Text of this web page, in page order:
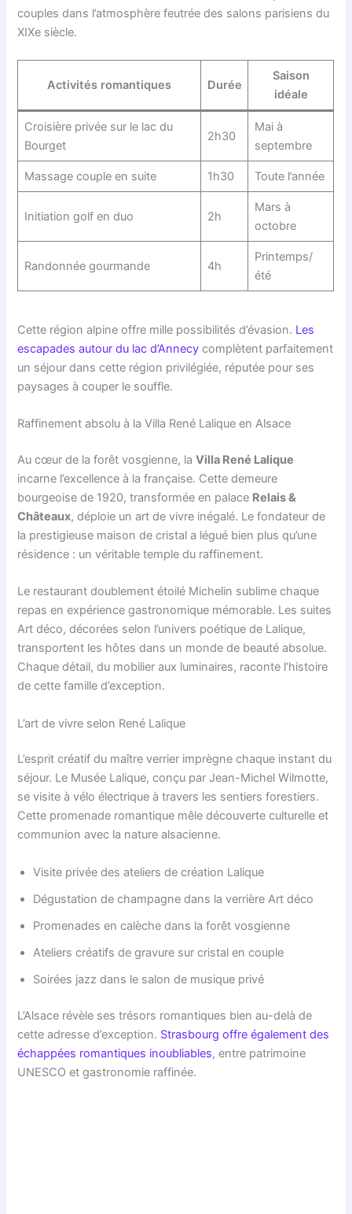
couples dans l’atmosphère feutrée des salons parisiens du
XIXe siècle.
Activités romantiques Durée
Saison
idéale
Croisière privée sur le lac du
Bourget
2h30
Mai à
septembre
Massage couple en suite 1h30 Toute l’année
Initiation golf en duo 2h
Mars à
octobre
Randonnée gourmande 4h
Printemps/
été
Cette région alpine offre mille possibilités d’évasion. Les
escapades autour du lac d’Annecy complètent parfaitement
un séjour dans cette région privilégiée, réputée pour ses
paysages à couper le souffle.
Raffinement absolu à la Villa René Lalique en Alsace
Au cœur de la forêt vosgienne, laVilla René Lalique
incarne l’excellence à la française. Cette demeure
bourgeoise de 1920, transformée en palace Relais &
Châteaux, déploie un art de vivre inégalé. Le fondateur de
la prestigieuse maison de cristal a légué bien plus qu’une
résidence : un véritable temple du raffinement.
Le restaurant doublement étoilé Michelin sublime chaque
repas en expérience gastronomique mémorable. Les suites
Art déco, décorées selon l’univers poétique de Lalique,
transportent les hôtes dans un monde de beauté absolue.
Chaque détail, du mobilier aux luminaires, raconte l’histoire
de cette famille d’exception.
L’art de vivre selon René Lalique
L’esprit créatif du maître verrier imprègne chaque instant du
séjour. Le Musée Lalique, conçu par Jean-Michel Wilmotte,
se visite à vélo électrique à travers les sentiers forestiers.
Cette promenade romantique mêle découverte culturelle et
communion avec la nature alsacienne.
Visite privée des ateliers de création Lalique
Dégustation de champagne dans la verrière Art déco
Promenades en calèche dans la forêt vosgienne
Ateliers créatifs de gravure sur cristal en couple
Soirées jazz dans le salon de musique privé
L’Alsace révèle ses trésors romantiques bien au-delà de
cette adresse d’exception. Strasbourg offre également des
échappées romantiques inoubliables, entre patrimoine
UNESCO et gastronomie raffinée.